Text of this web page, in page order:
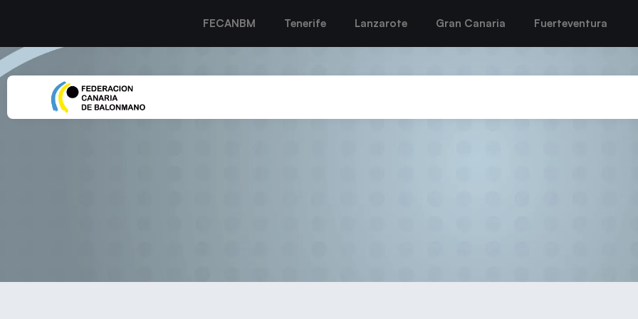
FECANBM Tenerife Lanzarote Gran Canaria Fuerteventura
ROCASA GRAN CANARIA DICE ADIÓS AL SUEÑO DE